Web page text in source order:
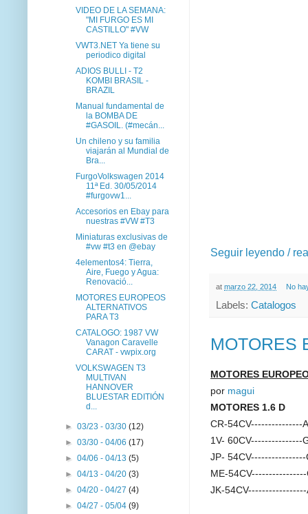
Seguir leyendo /
at marzo 22, 2014 No
Labels: Catalogos
MOTORES
MOTORES
por magui
MOTORES 1.6 D
CR-54CV---------------
1V- 60CV---------------
JP- 54CV----------------
ME-54CV----------------
JK-
VIDEO DE LA SEMANA:
"MI FURGO ES MI
CASTILLO" #VW
VWT3.NET Ya tiene su
periodico digital
ADIOS BULLI - T2
KOMBI BRASIL -
BRAZIL
Manual fundamental de
la BOMBA DE
#GASOIL. (#mecán...
Un chileno y su familia
viajarán al Mundial de
Bra...
FurgoVolkswagen 2014
11ª Ed. 30/05/2014
#furgovw1...
Accesorios en Ebay para
nuestras #VW #T3
Miniaturas exclusivas de
#vw #t3 en @ebay
4elementos4: Tierra,
Aire, Fuego y Agua:
Renovació...
MOTORES EUROPEOS
ALTERNATIVOS
PARA T3
CATALOGO: 1987 VW
Vanagon Caravelle
CARAT - vwpix.org
VOLKSWAGEN T3
MULTIVAN
HANNOVER
BLUESTAR EDITIÓN
d...
►03/23 - 03/30(12)
►03/30 - 04/06(17)
►04/06 - 04/13(5)
►04/13 - 04/20(3)
►04/20 - 04/27(4)
►04/27 - 05/04(9)